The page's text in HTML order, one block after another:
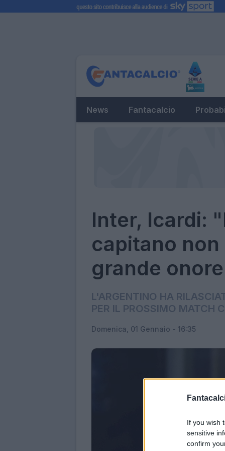
If you wish
sensitive
confirm
News Fantacalcio
Inter, Icardi:
capitano non
grande
L'ARGENTINO HA
PER IL PROSSIMO MATCH
Domenica, 01 Gennaio - 16:35